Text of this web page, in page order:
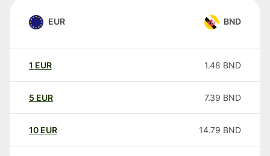
EUR BND
1 EUR 1.48 BND
5 EUR 7.39 BND
10 EUR 14.79 BND